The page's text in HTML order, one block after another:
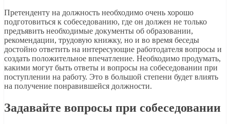
Претенденту на должность необходимо очень хорошо
подготовиться к собеседованию, где он должен не только
предъявить необходимые документы об образовании,
рекомендации, трудовую книжку, но и во время беседы
достойно ответить на интересующие работодателя вопросы и
создать положительное впечатление. Необходимо продумать,
какими могут быть ответы и вопросы на собеседовании при
поступлении на работу. Это в большой степени будет влиять
на получение понравившейся должности.
Задавайте вопросы при собеседовании